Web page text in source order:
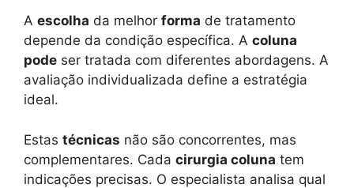
A escolha da melhor forma de tratamento
depende da condição específica. A coluna
pode ser tratada com diferentes abordagens. A
avaliação individualizada define a estratégia
ideal.
Estas técnicas não são concorrentes, mas
complementares. Cada cirurgia coluna tem
indicações precisas. O especialista analisa qual